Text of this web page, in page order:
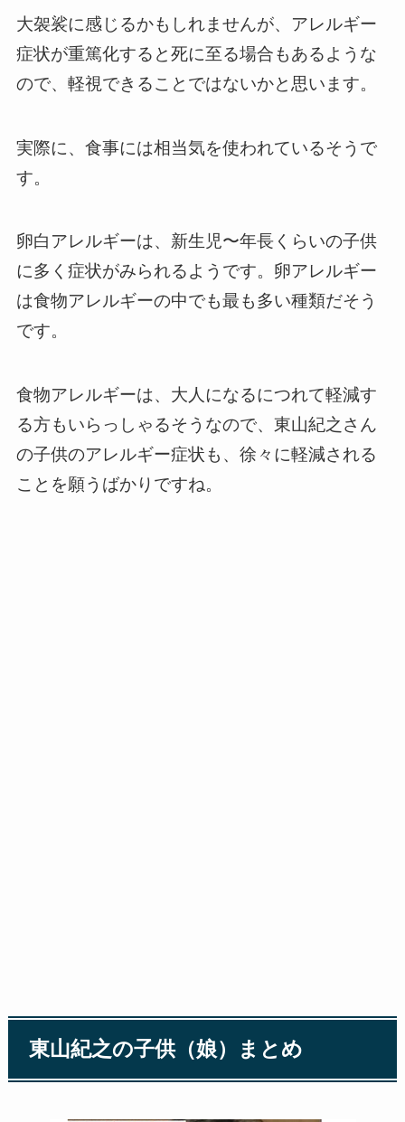
大袈裟に感じるかもしれませんが、アレルギー
症状が重篤化すると死に至る場合もあるような
ので、軽視できることではないかと思います。
実際に、食事には相当気を使われているそうで
す。
卵白アレルギーは、新生児〜年長くらいの子供
に多く症状がみられるようです。卵アレルギー
は食物アレルギーの中でも最も多い種類だそう
です。
食物アレルギーは、大人になるにつれて軽減す
る方もいらっしゃるそうなので、東山紀之さん
の子供のアレルギー症状も、徐々に軽減される
ことを願うばかりですね。
東山紀之の子供（娘）まとめ